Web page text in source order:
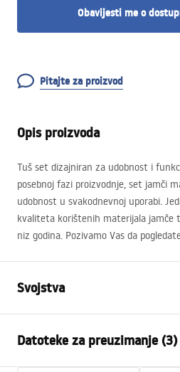
Obavijesti me o
Pitajte za proizvod
Opis proizvoda
Tuš set dizajniran za udobnost i
posebnoj fazi proizvodnje, set jamči
udobnost u svakodnevnoj uporabi.
kvaliteta korištenih materijala jamče
niz godina. Pozivamo Vas da
Svojstva
Materijal
Datoteke za preuzimanje (3)